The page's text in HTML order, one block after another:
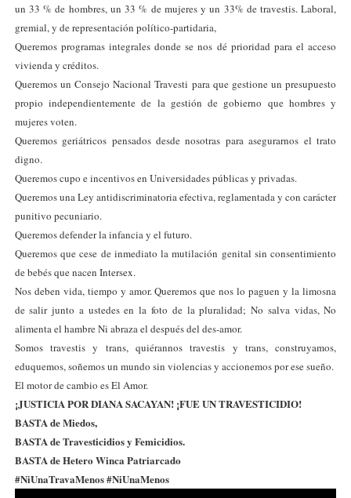
un 33 % de hombres, un 33 % de mujeres y un 33% de travestis. Laboral,
gremial, y de representación político-partidaria,
Queremos programas integrales donde se nos dé prioridad para el acceso
vivienda y créditos.
Queremos un Consejo Nacional Travesti para que gestione un presupuesto
propio independientemente de la gestión de gobierno que hombres y
mujeres voten.
Queremos geriátricos pensados desde nosotras para asegurarnos el trato
digno.
Queremos cupo e incentivos en Universidades públicas y privadas.
Queremos una Ley antidiscriminatoria efectiva, reglamentada y con carácter
punitivo pecuniario.
Queremos defender la infancia y el futuro.
Queremos que cese de inmediato la mutilación genital sin consentimiento
de bebés que nacen Intersex.
Nos deben vida, tiempo y amor. Queremos que nos lo paguen y la limosna
de salir junto a ustedes en la foto de la pluralidad; No salva vidas, No
alimenta el hambre Ni abraza el después del des-amor.
Somos travestis y trans, quiérannos travestis y trans, construyamos,
eduquemos, soñemos un mundo sin violencias y accionemos por ese sueño.
El motor de cambio es El Amor.
¡JUSTICIA POR DIANA SACAYAN! ¡FUE UN TRAVESTICIDIO!
BASTA de Miedos,
BASTA de Travesticidios y Femicidios.
BASTA de Hetero Winca Patriarcado
#NiUnaTravaMenos #NiUnaMenos